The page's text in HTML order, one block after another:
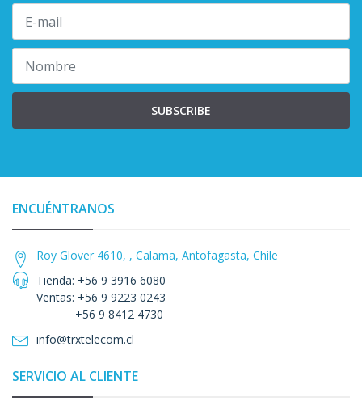
SUBSCRIBE
ENCUÉNTRANOS
Roy Glover 4610, , Calama, Antofagasta, Chile
Tienda: +56 9 3916 6080
Ventas: +56 9 9223 0243
+56 9 8412 4730
info@trxtelecom.cl
SERVICIO AL CLIENTE